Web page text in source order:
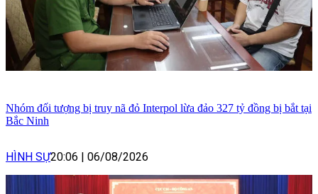
Nhóm đối tượng bị truy nã đỏ Interpol lừa đảo 327 tỷ đồng bị bắt tại
Bắc Ninh
HÌNH SỰ20:06 06/08/2026